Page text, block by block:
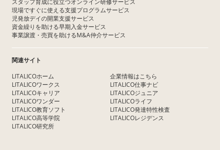
スタッフ育成に役立つオンライン研修サービス
現場ですぐに使える支援プログラムサービス
児発放デイの開業支援サービス
資金繰りを助ける早期入金サービス
事業譲渡・売買を助けるM&A仲介サービス
関連サイト
LITALICOホーム
LITALICOワークス
LITALICOキャリア
LITALICOワンダー
LITALICO教育ソフト
LITALICO高等学院
LITALICO研究所
企業情報はこちら
LITALICO仕事ナビ
LITALICOジュニア
LITALICOライフ
LITALICO発達特性検査
LITALICOレジデンス